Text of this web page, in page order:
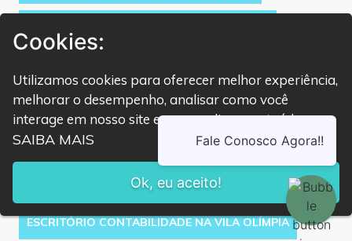
ESCRITÓRIO CONTABILIDADE NA BERRINI
ESCRITÓRIO CONTABILIDADE NA PAULISTA
ESCRITÓRIO CONTABILIDADE NA VILA MADALENA
ESCRITÓRIO CONTABILIDADE NA VILA OLÍMPIA
Cookies:
Utilizamos cookies para oferecer melhor experiência,
melhorar o desempenho, analisar como você
interage em nosso site e personalizar conteúdo.
SAIBA MAIS
Ok, eu aceito!